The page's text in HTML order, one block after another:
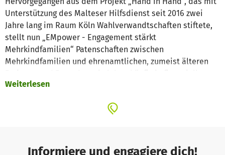
Unterstützung des Malteser Hilfsdienst seit 2016 zwei
Jahre lang im Raum Köln Wahlverwandtschaften stiftete,
stellt nun „EMpower - Engagement stärkt
Mehrkindfamilien“ Patenschaften zwischen
Mehrkindfamilien und ehrenamtlichen, zumeist älteren
angespannten Lebenssituationen, müssen vielen Kindern
herausfordernden Alltag organisieren. Manchmal führt das
vorhanden. Die Familien benötigen dann vor allem
Weiterlesen
Informiere und engagiere dich!